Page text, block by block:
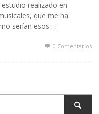
realizado en
que me ha
serían esos …
0 Comentarios